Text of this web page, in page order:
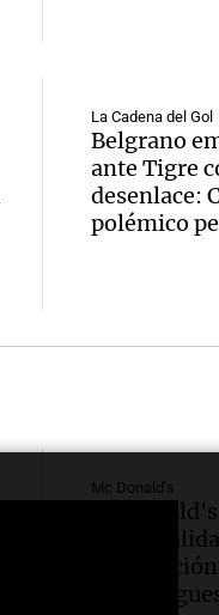
Noticias
Episodios
medio
visitará
otros
Noticias
Audio.
para
Panorama
Episodios
Audio.
julio,
Socios
La Cadena del Gol
Belgrano
ante Tigre
desenlace:
polémico
Mc Donald's
con la